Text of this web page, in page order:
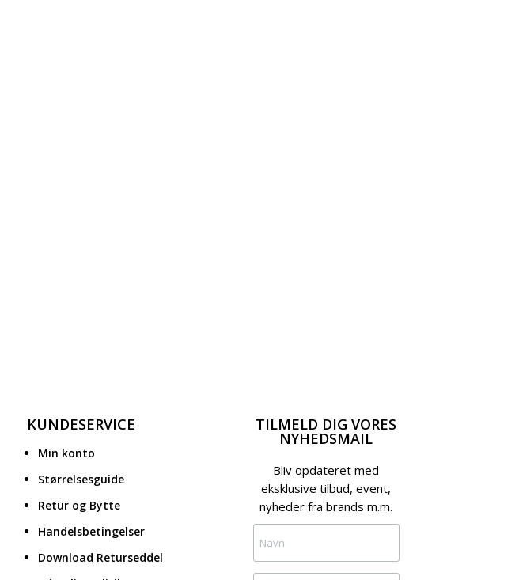
KUNDESERVICE
Min konto
Størrelsesguide
Retur og Bytte
Handelsbetingelser
Download Returseddel
TILMELD DIG VORES
NYHEDSMAIL
Bliv opdateret med
eksklusive tilbud, event,
nyheder fra brands m.m.